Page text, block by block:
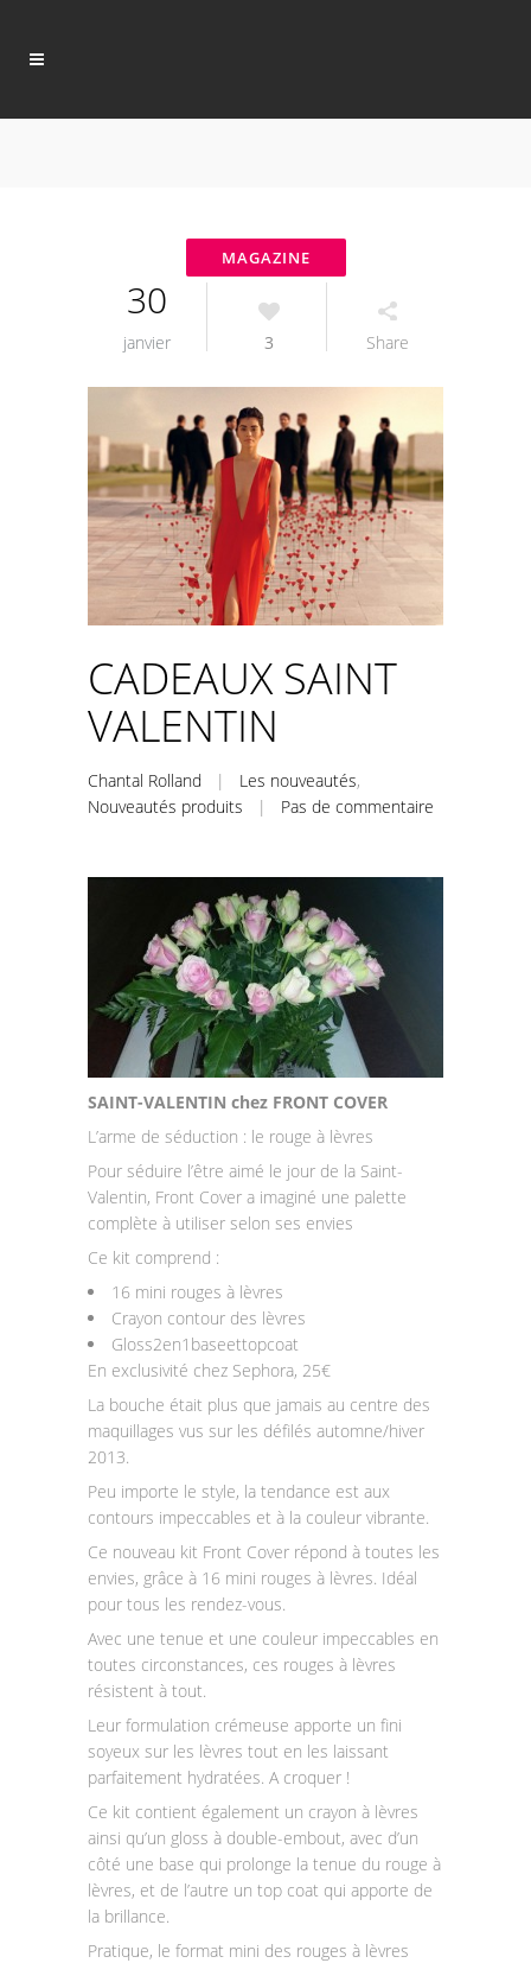
30
janvier 3 Share
CADEAUX SAINT
VALENTIN
Chantal Rolland | Les nouveautés,
Nouveautés produits | Pas de commentaire
SAINT-VALENTIN chez FRONT COVER
L’arme de séduction : le rouge à lèvres
Pour séduire l’être aimé le jour de la Saint-
Valentin, Front Cover a imaginé une palette
complète à utiliser selon ses envies
Ce kit comprend :
16 mini rouges à lèvres
Crayon contour des lèvres
Gloss2en1baseettopcoat
En exclusivité chez Sephora, 25€
La bouche était plus que jamais au centre des
maquillages vus sur les défilés automne/hiver
2013.
Peu importe le style, la tendance est aux
contours impeccables et à la couleur vibrante.
Ce nouveau kit Front Cover répond à toutes les
envies, grâce à 16 mini rouges à lèvres. Idéal
pour tous les rendez-vous.
Avec une tenue et une couleur impeccables en
toutes circonstances, ces rouges à lèvres
résistent à tout.
Leur formulation crémeuse apporte un fini
soyeux sur les lèvres tout en les laissant
parfaitement hydratées. A croquer !
Ce kit contient également un crayon à lèvres
ainsi qu’un gloss à double-embout, avec d’un
côté une base qui prolonge la tenue du rouge à
lèvres, et de l’autre un top coat qui apporte de
la brillance.
Pratique, le format mini des rouges à lèvres